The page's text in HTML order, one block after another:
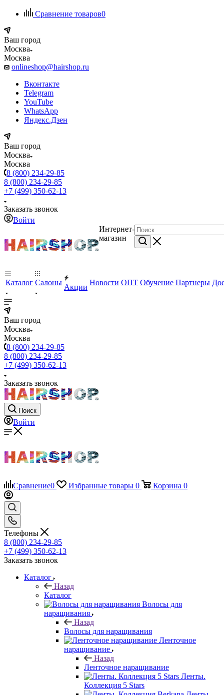
Сравнение товаров0
Ваш город
Москва
Москва
onlineshop@hairshop.ru
Вконтакте
Telegram
YouTube
WhatsApp
Яндекс.Дзен
Ваш город
Москва
Москва
8 (800) 234-29-85
8 (800) 234-29-85
+7 (499) 350-62-13
Заказать звонок
Войти
Интернет-
магазин
Каталог Салоны
Акции
Новости ОПТ Обучение Партнеры
Ваш город
Москва
Москва
8 (800) 234-29-85
8 (800) 234-29-85
+7 (499) 350-62-13
Заказать звонок
Поиск
Войти
Сравнение0 Избранные товары 0 Корзина 0
Телефоны
8 (800) 234-29-85
+7 (499) 350-62-13
Заказать звонок
Каталог
Назад
Каталог
Волосы для
наращивания
Назад
Волосы для наращивания
Ленточное
наращивание
Назад
Ленточное наращивание
Ленты.
Коллекция 5 Stars